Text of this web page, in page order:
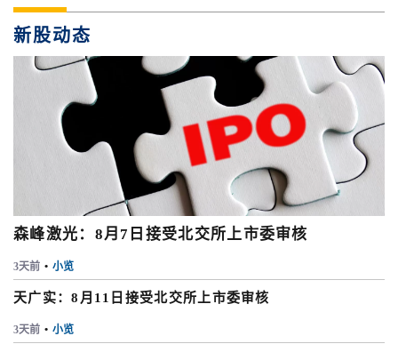
新股动态
森峰激光：8月7日接受北交所上市委审核
3天前 • 小览
天广实：8月11日接受北交所上市委审核
3天前 • 小览